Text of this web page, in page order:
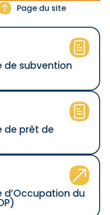
Page du site
de subvention
de prêt de
d’Occupation du